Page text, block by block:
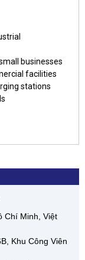
businesses
facilities
stations
Chí Minh, Việt
Khu Công Viên